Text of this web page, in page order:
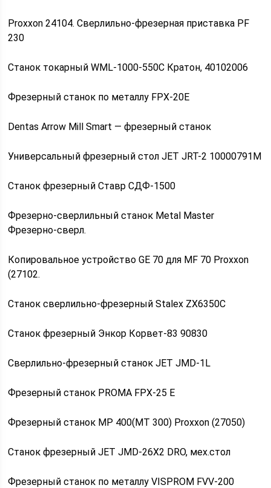
Proxxon 24104. Сверлильно-фрезерная приставка PF
230
Станок токарный WML-1000-550C Кратон, 40102006
Фрезерный станок по металлу FPX-20E
Dentas Arrow Mill Smart — фрезерный станок
Универсальный фрезерный стол JET JRT-2 10000791M
Станок фрезерный Ставр СДФ-1500
Фрезерно-сверлильный станок Metal Master
Фрезерно-сверл.
Копировальное устройство GE 70 для MF 70 Proxxon
(27102.
Станок сверлильно-фрезерный Stalex ZX6350C
Станок фрезерный Энкор Корвет-83 90830
Сверлильно-фрезерный станок JET JMD-1L
Фрезерный станок PROMA FPX-25 E
Фрезерный станок MP 400(МТ 300) Proxxon (27050)
Станок фрезерный JET JMD-26Х2 DRO, мех.стол
Фрезерный станок по металлу VISPROM FVV-200